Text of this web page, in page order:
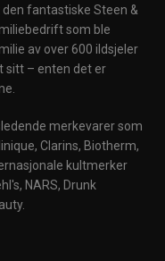
fantastiske Steen &
som ble
av over 600 ildsjeler
sitt – enten det er
merkevarer som
Clarins, Biotherm,
kultmerker
NARS, Drunk